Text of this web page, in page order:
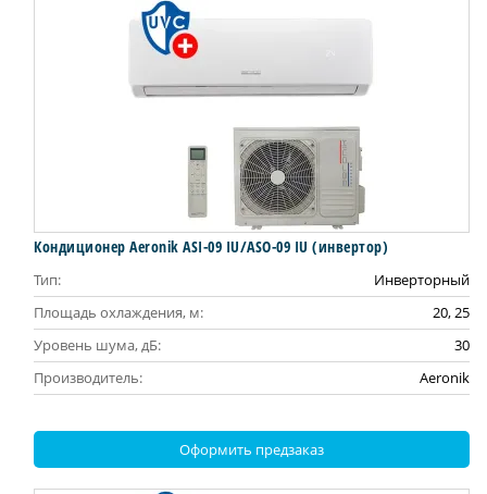
Кондиционер Aeronik ASI-09 IU/ASO-09 IU (инвертoр)
Тип:
Инверторный
Площадь охлаждения, м:
20, 25
Уровень шума, дБ:
30
Производитель:
Aeronik
Оформить предзаказ